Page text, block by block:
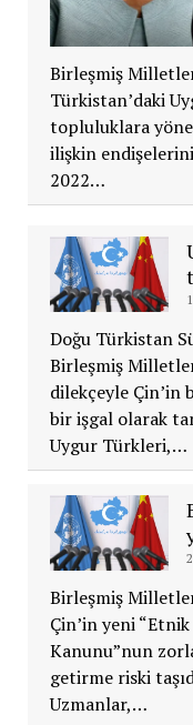
Birleşmiş
Türkistan’daki
topluluklara
ilişkin
2022…
Doğu Türkistan
Birleşmiş
dilekçeyle Çin’in
bir işgal olarak
Uygur Türkleri,…
Birleşmiş
Çin’in yeni
Kanunu”nun
getirme riski
Uzmanlar,…